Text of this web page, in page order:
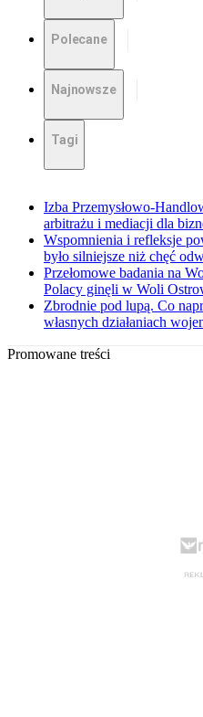
Polecane
Najnowsze
Tagi
Izba Przemysłowo-
arbitrażu i mediacji dla
Wspomnienia i refleksje
było silniejsze niż chęć
Przełomowe badania na
Polacy ginęli w Woli
Zbrodnie pod lupą. Co
własnych działaniach
Promowane treści